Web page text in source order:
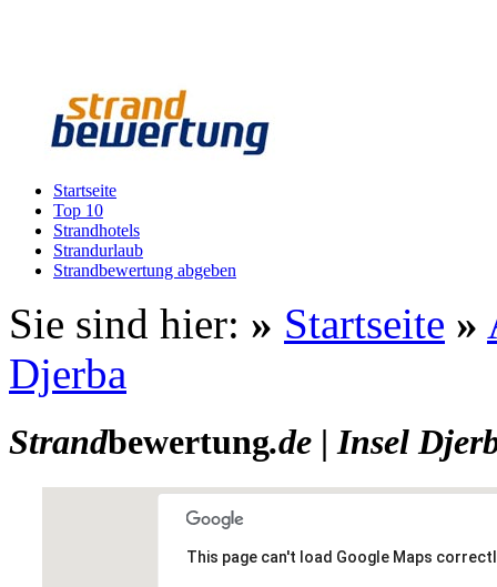
Startseite
Top 10
Strandhotels
Strandurlaub
Strandbewertung abgeben
Sie sind hier: » Startseite »
Djerba
Strandbewertung.de |Insel
This page can't load Google Maps